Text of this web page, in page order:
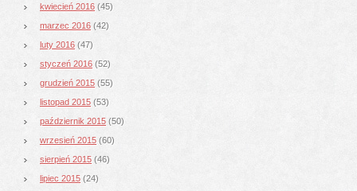
kwiecień 2016 (45)
marzec 2016 (42)
luty 2016 (47)
styczeń 2016 (52)
grudzień 2015 (55)
listopad 2015 (53)
październik 2015 (50)
wrzesień 2015 (60)
sierpień 2015 (46)
lipiec 2015 (24)